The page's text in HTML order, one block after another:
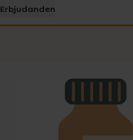
Erbjudanden
Lista: . Innehåller 1 objekt.